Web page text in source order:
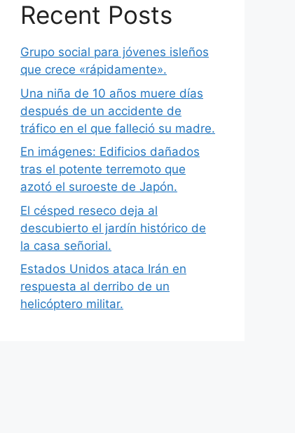
Recent Posts
Grupo social para jóvenes isleños
que crece «rápidamente».
Una niña de 10 años muere días
después de un accidente de
tráfico en el que falleció su madre.
En imágenes: Edificios dañados
tras el potente terremoto que
azotó el suroeste de Japón.
El césped reseco deja al
descubierto el jardín histórico de
la casa señorial.
Estados Unidos ataca Irán en
respuesta al derribo de un
helicóptero militar.